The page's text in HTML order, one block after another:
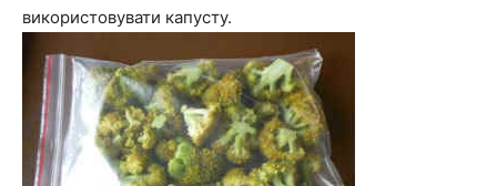
використовувати капусту.